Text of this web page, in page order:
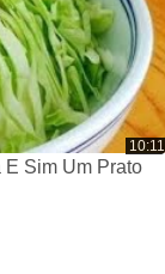
10:11
Sim Um Prato